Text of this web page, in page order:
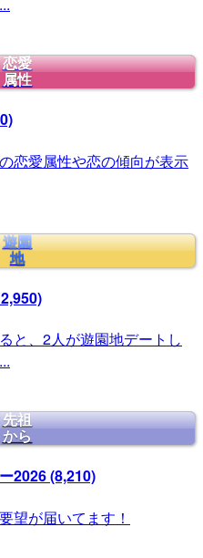
恋愛
属性
恋愛属性や恋の傾向が表示
遊園
地
と、2人が遊園地デートし
先祖
から
2026(8,210)
望が届いてます！